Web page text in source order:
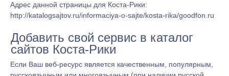
Адрес данной страницы для Коста-Рики:
http://katalogsajtov.ru/informaciya-o-sajte/kosta-rika/goodfon.ru
Добавить свой сервис в каталог
сайтов Коста-Рики
Если Ваш веб-ресурс является качественным, популярным,